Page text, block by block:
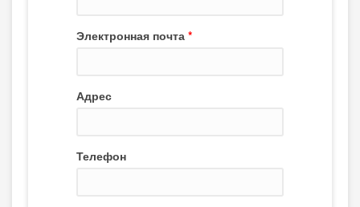
Электронная почта *
Адрес
Телефон